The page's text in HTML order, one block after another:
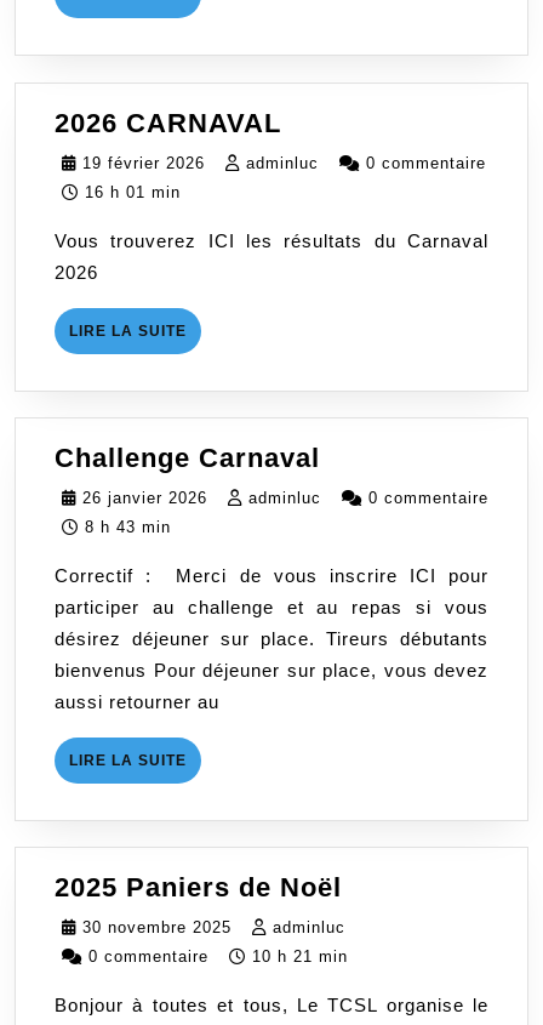
LA
2026 CARNAVAL
CARNAVAL
19 février 2026
19
adminluc adminluc0 commentaire
16 h 01 min
Vous trouverez ICI les résultats du Carnaval
2026
LIRE LA SUITE LIRE
LA
Challenge Carnaval
Carnaval
26 janvier 2026
26
adminluc adminluc0 commentaire
8 h 43 min
Correctif : Merci de vous inscrire ICI pour
participer au challenge et au repas si vous
désirez déjeuner sur place. Tireurs débutants
bienvenus Pour déjeuner sur place, vous devez
aussi retourner au
LIRE LA SUITE LIRE
LA
2025 Paniers de Noël
Paniers
de
30 novembre 2025
30
novembre
adminluc
0 commentaire
10 h 21 min
Bonjour à toutes et tous, Le TCSL organise le